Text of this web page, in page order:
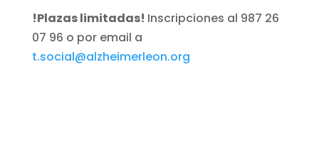
!Plazas limitadas! Inscripciones al 987 26
07 96 o por email a
t.social@alzheimerleon.org